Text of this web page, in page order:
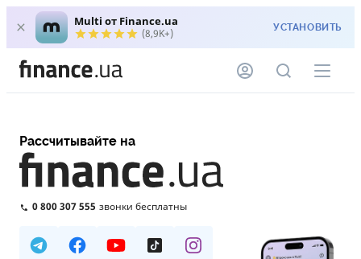
Multi от Finance.ua
(8,9K+) УСТАНОВИТЬ
Рассчитывайте на
0 800 307 555 звонки бесплатны